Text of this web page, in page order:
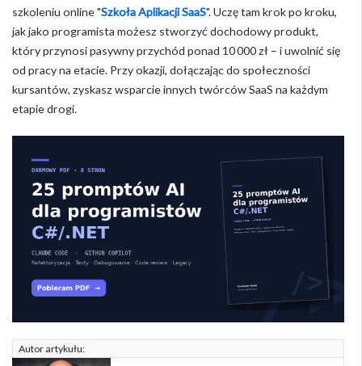
szkoleniu online "Szkoła Aplikacji SaaS". Uczę tam krok po kroku,
jak jako programista możesz stworzyć dochodowy produkt,
który przynosi pasywny przychód ponad 10 000 zł – i uwolnić się
od pracy na etacie. Przy okazji, dołączając do społeczności
kursantów, zyskasz wsparcie innych twórców SaaS na każdym
etapie drogi.
Autor artykułu: